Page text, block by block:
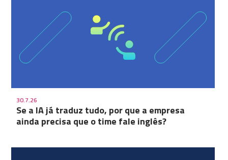
30.7.26
Se a IA já traduz tudo, por que a empresa
ainda precisa que o time fale inglês?